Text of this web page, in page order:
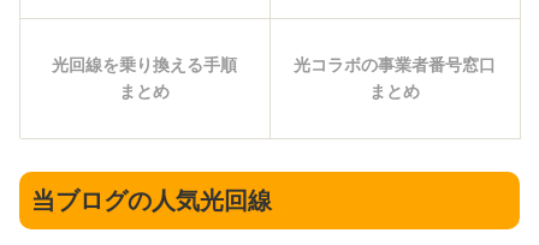
光回線を乗り換える手順
まとめ
光コラボの事業者番号窓口
まとめ
当ブログの人気光回線